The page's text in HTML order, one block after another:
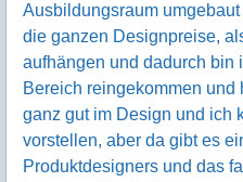
Ausbildungsraum
die ganzen Designpreise,
aufhängen und dadurch bin
Bereich reingekommen und
ganz gut im Design und ich
vorstellen, aber da gibt es
Produktdesigners und das